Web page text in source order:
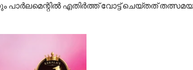
എതിർത്ത് വോട്ട് ചെയ്തത്